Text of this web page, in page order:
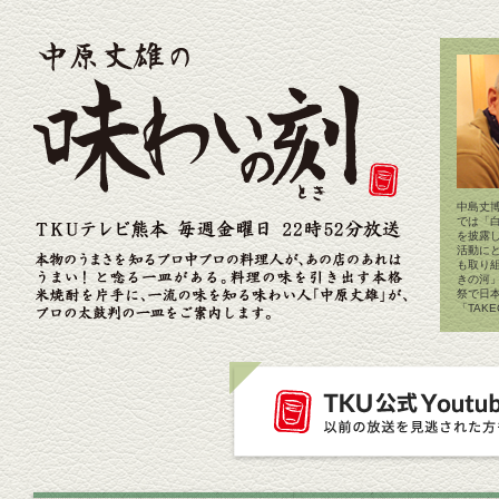
中島丈
では「
を披露
活動に
も取り
きの河
祭で日
「